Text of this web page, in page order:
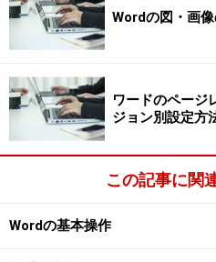
Wordの図・画
ワードのページ
ジョン別設定方
この記事に関
Wordの基本操作